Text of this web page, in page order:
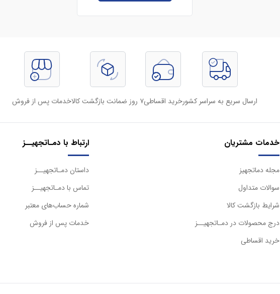
ارسال سریع به سراسر کشورخرید اقساطی۷ روز ضمانت بازگشت کالا خدمات پس از فروش
خدمات مشتریان
مجله دماتجهیز
سوالات متداول
شرایط بازگشت کالا
درج محصولات در دمـاتجهیــز
خرید اقساطی
ارتباط با دمـاتجهیــز
داستان دمـاتجهیــز
تماس با دمـاتجهیــز
شماره حساب‌های معتبر
خدمات پس از فروش